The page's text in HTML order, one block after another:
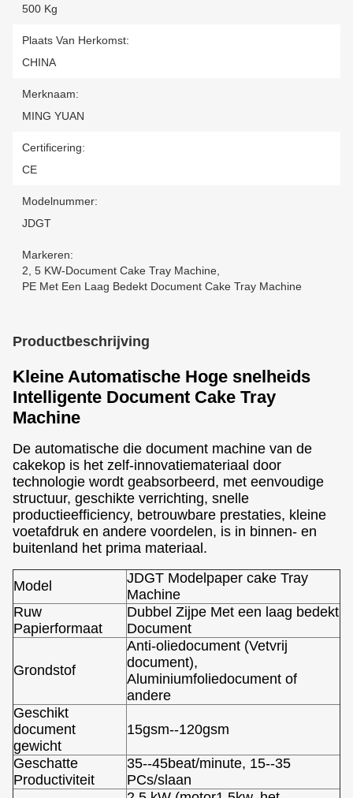
500 Kg
Plaats Van Herkomst:
CHINA
Merknaam:
MING YUAN
Certificering:
CE
Modelnummer:
JDGT
Markeren:
2 5 KW-Document Cake Tray Machine
PE Met Een Laag Bedekt Document Cake Tray Machine
Productbeschrijving
Kleine Automatische Hoge snelheids
Intelligente Document Cake Tray
Machine
De automatische die document machine van de
cakekop is het zelf-innovatiemateriaal door
technologie wordt geabsorbeerd, met eenvoudige
structuur, geschikte verrichting, snelle
productieefficiency, betrouwbare prestaties, kleine
voetafdruk en andere voordelen, is in binnen- en
buitenland het prima materiaal.
Model
JDGT Modelpaper cake Tray
Machine
Ruw
Papierformaat
Dubbel Zijpe Met een laag bedekt
Document
Grondstof
Anti-oliedocument (Vetvrij
document),
Aluminiumfoliedocument of
andere
Geschikt
document
gewicht
15gsm--120gsm
Geschatte
Productiviteit
35--45beat/minute, 15--35
PCs/slaan